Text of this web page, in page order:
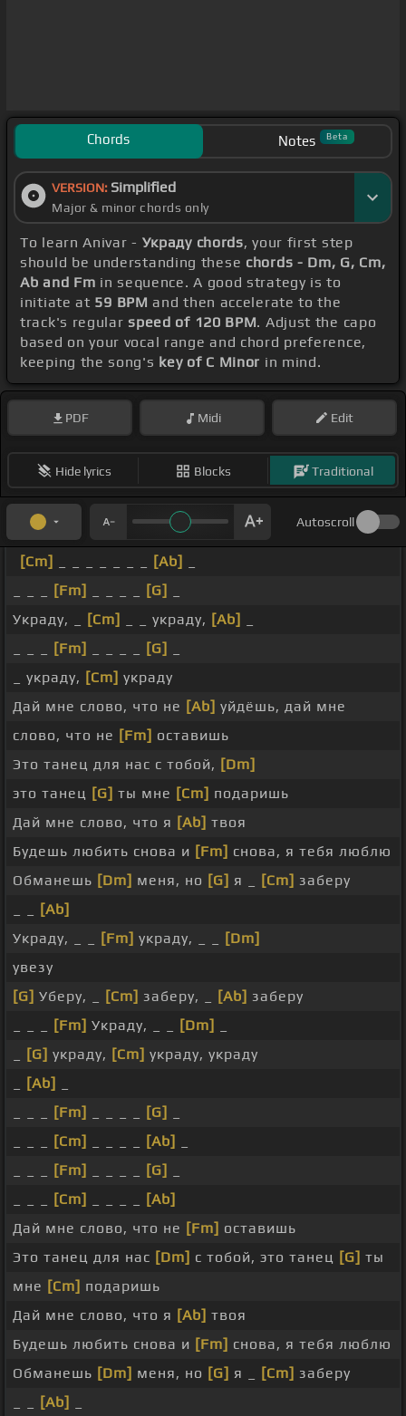
Chords Notes Beta
VERSION: Simplified
Major & minor chords only
To learn Anivar - Украду chords, your first step
should be understanding these chords - Dm, G, Cm,
Ab and Fm in sequence. A good strategy is to
initiate at 59 BPM and then accelerate to the
track's regularspeed of 120 BPM. Adjust the capo
based on your vocal range and chord preference,
keeping the song's key of C Minor in mind.
PDF Midi Edit
Hide lyrics Blocks Traditional
Autoscroll
[Cm] [Ab]
[Fm] [G]
Украду, _
[Cm] _ _ украду, [Ab]
[Fm] [G]
_ украду, [Cm] украду
Дай мне слово, что не [Ab] уйдёшь, дай мне
слово, что не [Fm] оставишь
Это танец для нас с тобой, [Dm]
это танец [G] ты мне [Cm] подаришь
Дай мне слово, что я [Ab] твоя
Будешь любить снова и [Fm] снова, я тебя люблю
Обманешь [Dm] меня, но [G] я _ [Cm] заберу
[Ab]
Украду, _ _
[Fm] украду, _ _
[Dm]
увезу
[G] Уберу, _ [Cm] заберу, _ [Ab] заберу
[Fm] Украду, _ _ [Dm]
[G] украду, [Cm] украду, украду
[Ab]
[Fm] [G]
[Cm] [Ab]
[Fm] [G]
[Cm]
[Ab]
Дай мне слово, что не [Fm] оставишь
Это танец для нас [Dm] с тобой, это танец [G] ты
мне [Cm] подаришь
Дай мне слово, что я [Ab] твоя
Будешь любить снова и [Fm] снова, я тебя люблю
Обманешь [Dm] меня, но [G] я _ [Cm] заберу
[Ab]